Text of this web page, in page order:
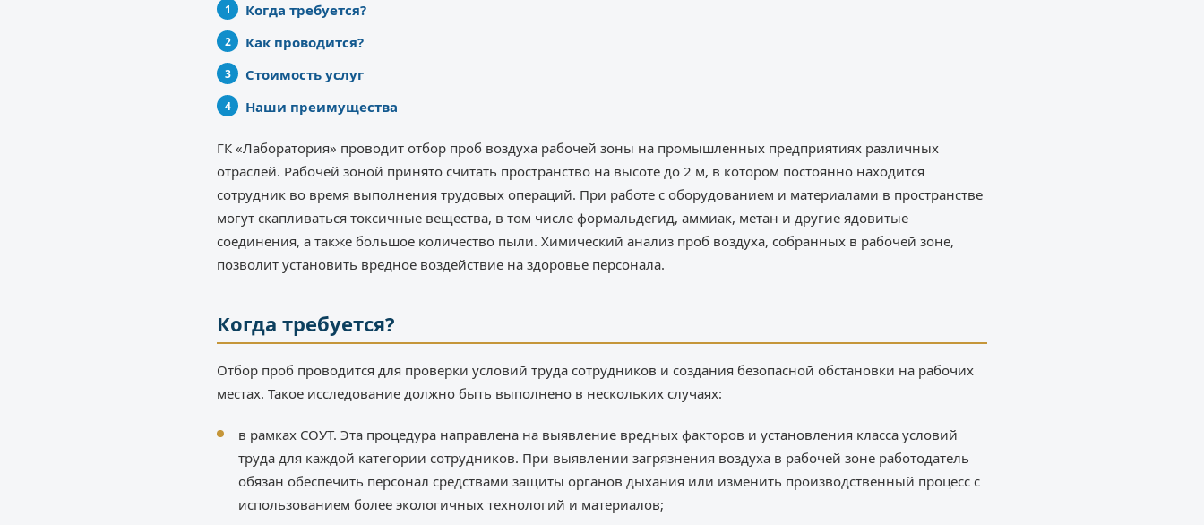
Когда требуется?
Как проводится?
Стоимость услуг
Наши преимущества
ГК «Лаборатория» проводит отбор проб воздуха рабочей зоны на промышленных предприятиях различных
отраслей. Рабочей зоной принято считать пространство на высоте до 2 м, в котором постоянно находится
сотрудник во время выполнения трудовых операций. При работе с оборудованием и материалами в пространстве
могут скапливаться токсичные вещества, в том числе формальдегид, аммиак, метан и другие ядовитые
соединения, а также большое количество пыли. Химический анализ проб воздуха, собранных в рабочей зоне,
позволит установить вредное воздействие на здоровье персонала.
Когда требуется?
Отбор проб проводится для проверки условий труда сотрудников и создания безопасной обстановки на рабочих
местах. Такое исследование должно быть выполнено в нескольких случаях:
в рамках СОУТ. Эта процедура направлена на выявление вредных факторов и установления класса условий
труда для каждой категории сотрудников. При выявлении загрязнения воздуха в рабочей зоне работодатель
обязан обеспечить персонал средствами защиты органов дыхания или изменить производственный процесс с
использованием более экологичных технологий и материалов;